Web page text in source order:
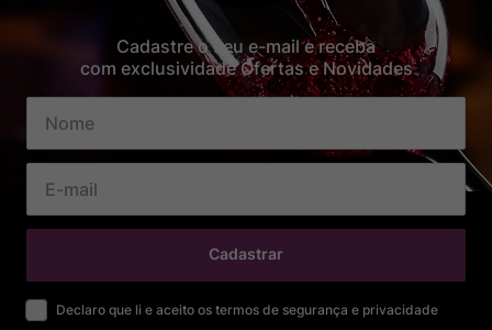
Cadastre o seu e-mail e receba
com exclusividade Ofertas e Novidades
Cadastrar
Declaro que li e aceito os termos de segurança e privacidade